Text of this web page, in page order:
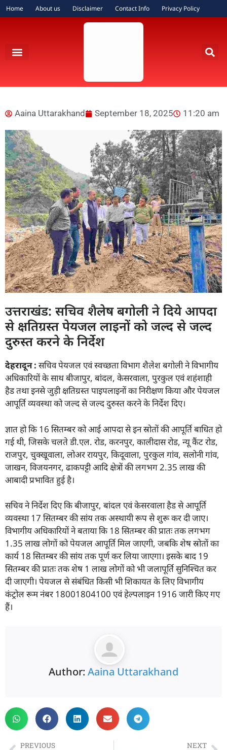
Home About us Disclaimer Contact Info Privacy Policy
Aaina Uttarakhand September 18, 2025 11:20 am
उत्तराखंड: सचिव शैलेष बगोली ने दिये आपदा
से क्षतिग्रस्त पेयजल लाइनों को जल्द से जल्द
दुरुस्त करने के निर्देश
देहरादून : सचिव पेयजल एवं स्वच्छता विभाग शैलेश बगोली ने विभागीय
अधिकारियों के साथ बीजापुर, बांदल, केसरवाला, पुरकुल एवं शहंशाही
हैड तथा इनसे जुड़ी क्षतिग्रस्त पाइपलाइनों का निरीक्षण किया और पेयजल
आपूर्ति व्यवस्था को जल्द से जल्द दुरुस्त करने के निर्देश दिए।
ज्ञात हो कि 16 सितम्बर को आई आपदा से इन स्रोतों की आपूर्ति बाधित हो
गई थी, जिसके चलते डी.एल. रोड, करनपुर, कालीदास रोड, न्यू कैंट रोड,
राजपुर, चुक्खूवाला, लोअर रायपुर, किदूवाला, पुरकुल गांव, सलोनी गांव,
जाखन, विजयनगर, ढाकपट्टी आदि क्षेत्रों की लगभग 2.35 लाख की
आबादी प्रभावित हुई है।
सचिव ने निर्देश दिए कि बीजापुर, बांदल एवं केसरवाला हैड से आपूर्ति
व्यवस्था 17 सितम्बर की सांय तक अस्थायी रूप से शुरू कर दी जाए।
विभागीय अधिकारियों ने बताया कि 18 सितम्बर की प्रातः तक लगभग
1.35 लाख लोगों को पेयजल आपूर्ति मिल जाएगी, जबकि शेष स्रोतों का
कार्य 18 सितम्बर की सांय तक पूर्ण कर लिया जाएगा। इसके बाद 19
सितम्बर की प्रातः तक शेष 1 लाख लोगों को भी जलापूर्ति सुनिश्चित कर
दी जाएगी। पेयजल से संबंधित किसी भी शिकायत के लिए विभागीय
कंट्रोल रूम नंबर 18001804100 एवं हेल्पलाइन 1916 जारी किए गए
हैं।
Author: Aaina Uttarakhand
PREVIOUS NEXT